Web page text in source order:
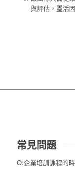
與評估，靈活
常見問題
Q:企業培訓課程的